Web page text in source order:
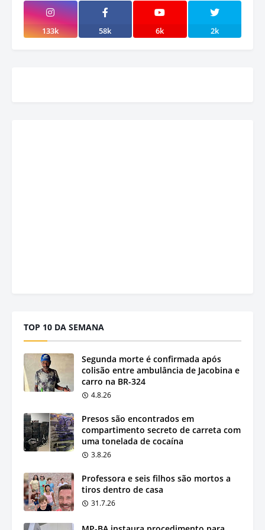
133k 58k 6k 2k
TOP 10 DA SEMANA
Segunda morte é confirmada após
colisão entre ambulância de Jacobina e
carro na BR-324
4.8.26
Presos são encontrados em
compartimento secreto de carreta com
uma tonelada de cocaína
3.8.26
Professora e seis filhos são mortos a
tiros dentro de casa
31.7.26